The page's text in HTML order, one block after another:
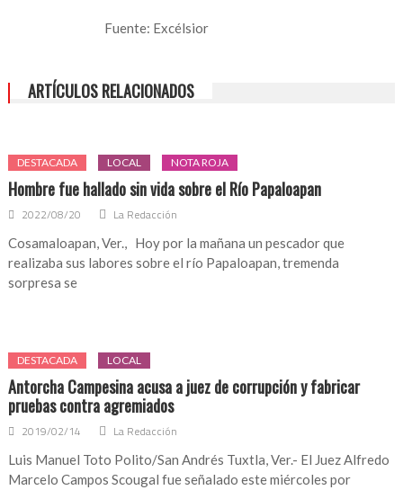
Fuente: Excélsior
ARTÍCULOS RELACIONADOS
DESTACADA LOCAL NOTA ROJA
Hombre fue hallado sin vida sobre el Río Papaloapan
2022/08/20 La Redacción
Cosamaloapan, Ver., Hoy por la mañana un pescador que
realizaba sus labores sobre el río Papaloapan, tremenda
sorpresa se
DESTACADA LOCAL
Antorcha Campesina acusa a juez de corrupción y fabricar
pruebas contra agremiados
2019/02/14 La Redacción
Luis Manuel Toto Polito/San Andrés Tuxtla, Ver.- El Juez Alfredo
Marcelo Campos Scougal fue señalado este miércoles por